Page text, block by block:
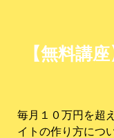
【無料講
毎月１０万円を超
イトの作り方につ